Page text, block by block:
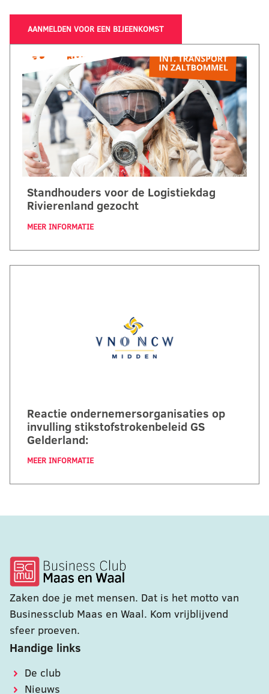
AANMELDEN VOOR EEN BIJEENKOMST
Standhouders voor de Logistiekdag
Rivierenland gezocht
MEER INFORMATIE
Reactie ondernemersorganisaties op
invulling stikstofstrokenbeleid GS
Gelderland:
MEER INFORMATIE
Zaken doe je met mensen. Dat is het motto van
Businessclub Maas en Waal. Kom vrijblijvend
sfeer proeven.
Handige links
De club
Nieuws